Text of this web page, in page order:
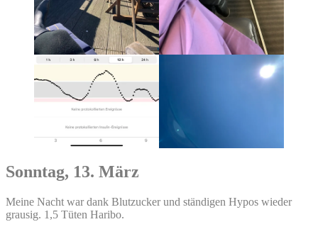
Sonntag, 13. März
Meine Nacht war dank Blutzucker und ständigen Hypos wieder
grausig. 1,5 Tüten Haribo.